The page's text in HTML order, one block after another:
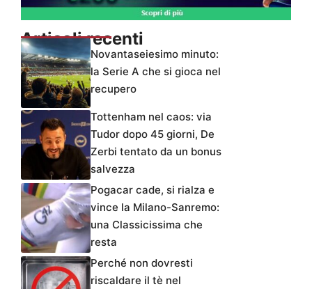
Articoli recenti
Novantaseiesimo minuto:
la Serie A che si gioca nel
recupero
Tottenham nel caos: via
Tudor dopo 45 giorni, De
Zerbi tentato da un bonus
salvezza
Pogacar cade, si rialza e
vince la Milano-Sanremo:
una Classicissima che
resta
Perché non dovresti
riscaldare il tè nel